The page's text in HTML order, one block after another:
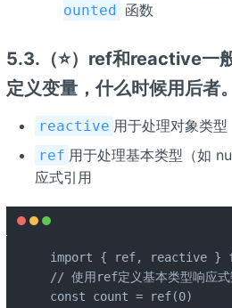
ounted 函数
5.3.（⭐）ref和reactive一
定义变量，什么时候用后者。
reactive 用于处理对象类型
ref 用于处理基本类型（如
应式引用
import { ref, reactive }
// 使用ref定义基本类型响应式
const count = ref(0)